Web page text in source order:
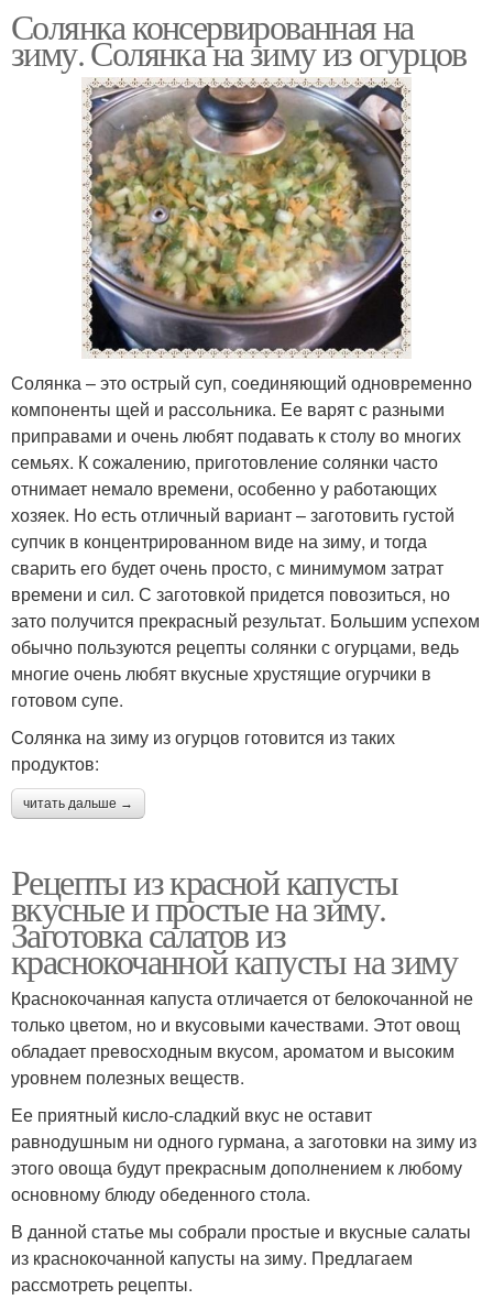
Солянка консервированная на
зиму. Солянка на зиму из огурцов
Солянка – это острый суп, соединяющий одновременно
компоненты щей и рассольника. Ее варят с разными
приправами и очень любят подавать к столу во многих
семьях. К сожалению, приготовление солянки часто
отнимает немало времени, особенно у работающих
хозяек. Но есть отличный вариант – заготовить густой
супчик в концентрированном виде на зиму, и тогда
сварить его будет очень просто, с минимумом затрат
времени и сил. С заготовкой придется повозиться, но
зато получится прекрасный результат. Большим успехом
обычно пользуются рецепты солянки с огурцами, ведь
многие очень любят вкусные хрустящие огурчики в
готовом супе.
Солянка на зиму из огурцов готовится из таких
продуктов:
читать дальше →
Рецепты из красной капусты
вкусные и простые на зиму.
Заготовка салатов из
краснокочанной капусты на зиму
Краснокочанная капуста отличается от белокочанной не
только цветом, но и вкусовыми качествами. Этот овощ
обладает превосходным вкусом, ароматом и высоким
уровнем полезных веществ.
Ее приятный кисло-сладкий вкус не оставит
равнодушным ни одного гурмана, а заготовки на зиму из
этого овоща будут прекрасным дополнением к любому
основному блюду обеденного стола.
В данной статье мы собрали простые и вкусные салаты
из краснокочанной капусты на зиму. Предлагаем
рассмотреть рецепты.